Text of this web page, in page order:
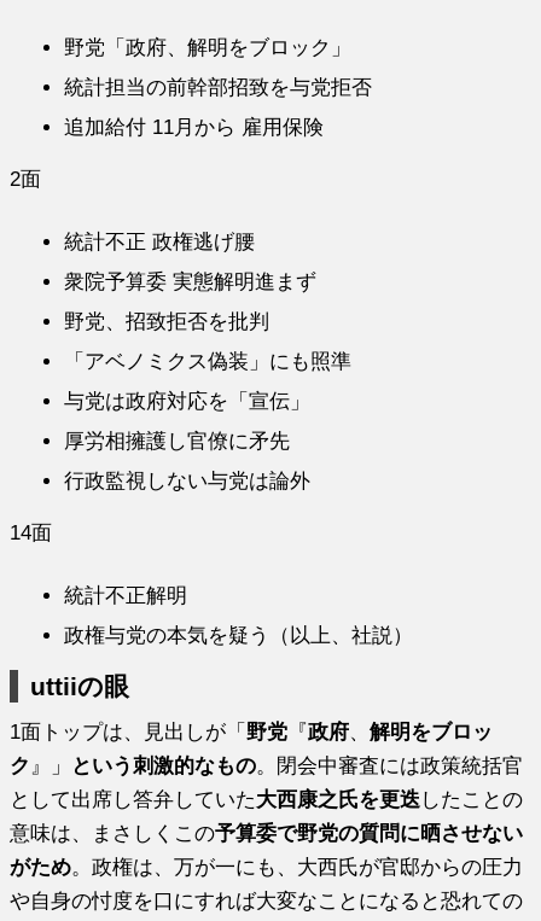
野党「政府、解明をブロック」
統計担当の前幹部招致を与党拒否
追加給付 11月から 雇用保険
2面
統計不正 政権逃げ腰
衆院予算委 実態解明進まず
野党、招致拒否を批判
「アベノミクス偽装」にも照準
与党は政府対応を「宣伝」
厚労相擁護し官僚に矛先
行政監視しない与党は論外
14面
統計不正解明
政権与党の本気を疑う（以上、社説）
uttiiの眼
1面トップは、見出しが「 野党 『政府、解明をブロッ
ク 』」 という刺激的なもの。閉会中審査には政策統括官
として出席し答弁していた大西康之氏を更迭 したことの
意味は、まさしくこの予算委で野党の質問に晒させない
がため。政権は、万が一にも、大西氏が官邸からの圧力
や自身の忖度を口にすれば大変なことになると恐れての